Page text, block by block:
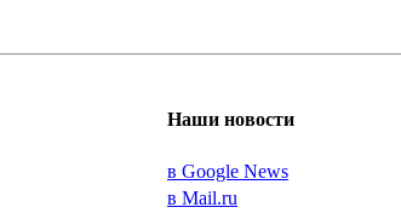
Наши новости
в Google News
в Mail.ru